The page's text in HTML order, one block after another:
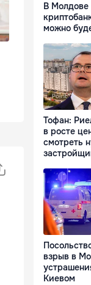
В Молдове
можно
Тофан:
в росте
смотреть
взрыв в
Киевом